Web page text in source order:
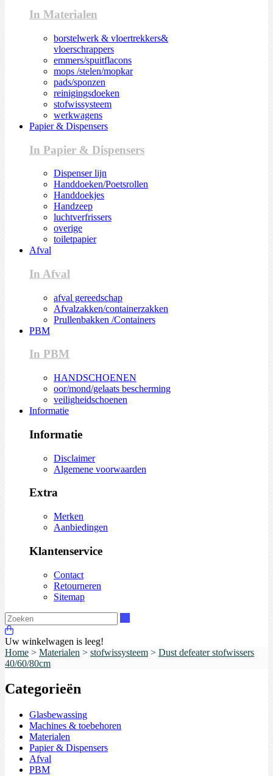
In Materialen
borstelwerk & vloertrekkers&
vloerschrappers
emmers/spuitflacons
mops /stelen/mopkar
pads/sponzen
reinigingsdoeken
stofwissysteem
werkwagens
Papier & Dispensers
In Papier & Dispensers
Dispenser lijn
Handdoeken/Poetsrollen
Handdoekjes
Handzeep
luchtverfrissers
overige
toiletpapier
Afval
In Afval
afval gereedschap
Afvalzakken/containerzakken
Prullenbakken /Containers
PBM
In PBM
HANDSCHOENEN
oor/mond/gelaats bescherming
veiligheidschoenen
Informatie
Informatie
Disclaimer
Algemene voorwaarden
Extra
Merken
Aanbiedingen
Klantenservice
Contact
Retourneren
Sitemap
Uw winkelwagen is leeg!
Home > Materialen > stofwissysteem > Dust defeater stofwissers
40/60/80cm
Categorieën
Glasbewassing
Machines & toebehoren
Materialen
Papier & Dispensers
Afval
PBM